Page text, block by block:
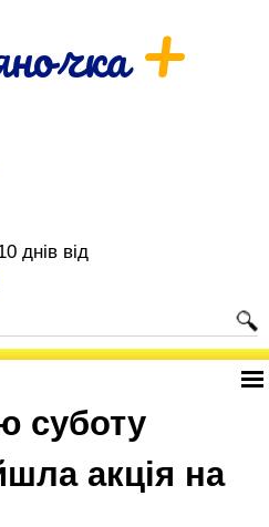
+
днів від
суботу
акція на